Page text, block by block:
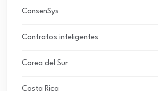
ConsenSys
Contratos inteligentes
Corea del Sur
Costa Rica